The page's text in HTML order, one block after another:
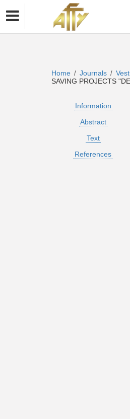
Home / Journals /
SAVING PROJECTS
Information
Abstract
Text
References